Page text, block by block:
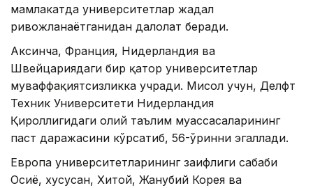
мамлакатда университетлар жадал
ривожланаётганидан далолат беради.
Аксинча, Франция, Нидерландия ва
Швейцариядаги бир қатор университетлар
муваффақиятсизликка учради. Мисол учун, Делфт
Техник Университети Нидерландия
Қироллигидаги олий таълим муассасаларининг
паст даражасини кўрсатиб, 56-ўринни эгаллади.
Европа университетларининг заифлиги сабаби
Осиё, хусусан, Хитой, Жанубий Корея ва